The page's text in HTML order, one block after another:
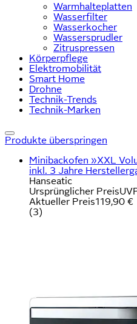
Warmhalteplatten
Wasserfilter
Wasserkocher
Wassersprudler
Zitruspressen
Körperpflege
Elektromobilität
Smart Home
Drohne
Technik-Trends
Technik-Marken
Produkte überspringen
Minibackofen »XXL
inkl. 3 Jahre
Hanseatic
Ursprünglicher Preis
Aktueller Preis119,90 €
(3)